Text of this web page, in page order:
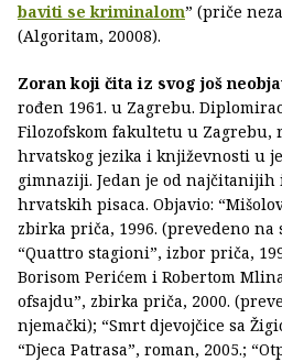
baviti se kriminalom” (priče
(Algoritam, 20008).
Zoran koji čita iz svog još
rođen 1961. u Zagrebu.
Filozofskom fakultetu u Zagrebu,
hrvatskog jezika i književnosti u
gimnaziji. Jedan je od
hrvatskih pisaca. Objavio:
zbirka priča, 1996. (prevedeno
“Quattro stagioni”, izbor priča,
Borisom Perićem i Robertom
ofsajdu”, zbirka priča, 2000.
njemački); “Smrt djevojčice sa
“Djeca Patrasa”, roman, 2005.;